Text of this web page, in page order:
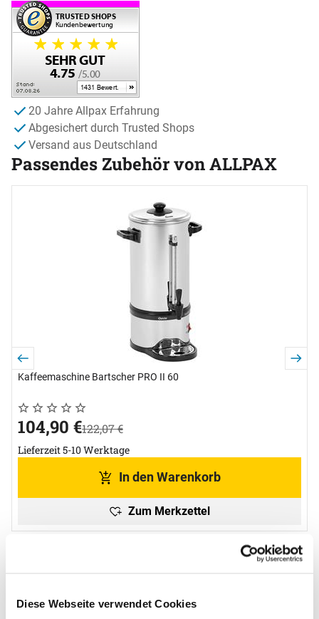
Diese Webseite verwendet Cookies
20 Jahre Allpax Erfahrung
Abgesichert durch Trusted Shops
Versand aus Deutschland
Passendes Zubehör von ALLPAX
Zubehör überspringen
Kaffeemaschine Bartscher PRO II 60
Noch keine Bewertungen abgegeben
0 Bewertungen
statt:
122,07€
jetzt:
104,90 €
Lieferzeit 5-10 Werktage
In den Warenkorb
Zum Merkzettel
Bewertungen - das sagen unsere
Schreiben Sie jetzt Ihre persönliche Erfahrung mit